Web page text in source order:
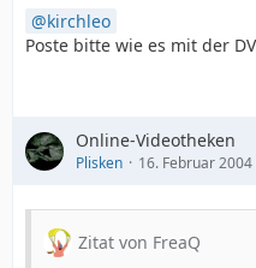
kirchleo
Poste bitte wie es mit der
Online-Videotheken
Plisken 16. Februar
Zitat von FreaQ